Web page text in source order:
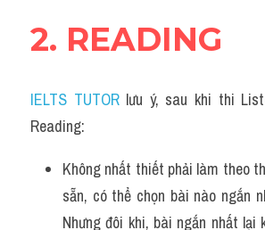
2. READING
IELTS TUTOR lưu ý, sau khi thi
Reading:
Không nhất thiết phải làm theo
sẵn, có thể chọn bài nào ngắn
Nhưng đôi khi, bài ngắn nhất lại